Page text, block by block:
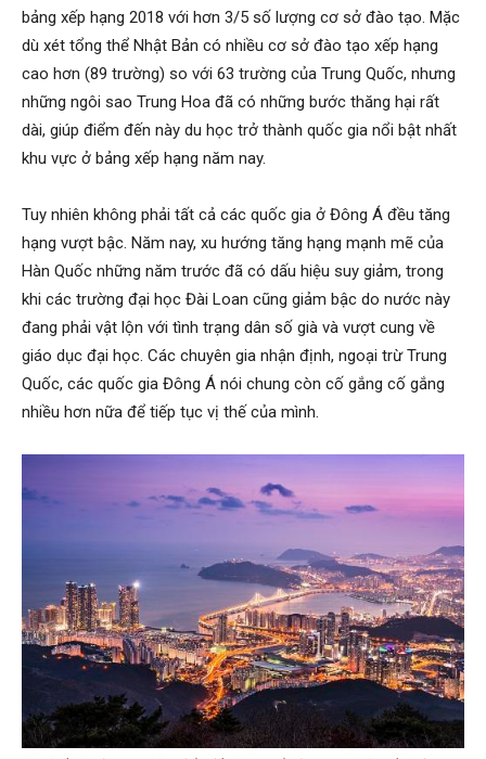
bảng xếp hạng 2018 với hơn 3/5 số lượng cơ sở đào tạo. Mặc
dù xét tổng thể Nhật Bản có nhiều cơ sở đào tạo xếp hạng
cao hơn (89 trường) so với 63 trường của Trung Quốc, nhưng
những ngôi sao Trung Hoa đã có những bước thăng hại rất
dài, giúp điểm đến này du học trở thành quốc gia nổi bật nhất
khu vực ở bảng xếp hạng năm nay.
Tuy nhiên không phải tất cả các quốc gia ở Đông Á đều tăng
hạng vượt bậc. Năm nay, xu hướng tăng hạng mạnh mẽ của
Hàn Quốc những năm trước đã có dấu hiệu suy giảm, trong
khi các trường đại học Đài Loan cũng giảm bậc do nước này
đang phải vật lộn với tình trạng dân số già và vượt cung về
giáo dục đại học. Các chuyên gia nhận định, ngoại trừ Trung
Quốc, các quốc gia Đông Á nói chung còn cố gắng cố gắng
nhiều hơn nữa để tiếp tục vị thế của mình.